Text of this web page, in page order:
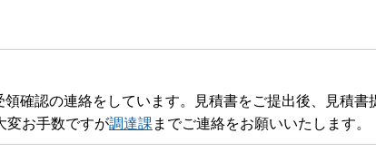
確認の連絡をしています。見積書をご提出後、見積書
変お手数ですが調達課 までご連絡をお願いいたします。